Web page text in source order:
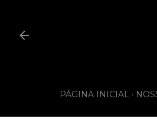
PÁGINA INICIAL